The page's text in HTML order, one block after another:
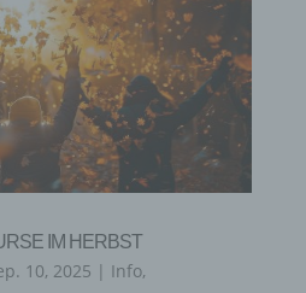
IM HERBST
10, 2025 | Info,